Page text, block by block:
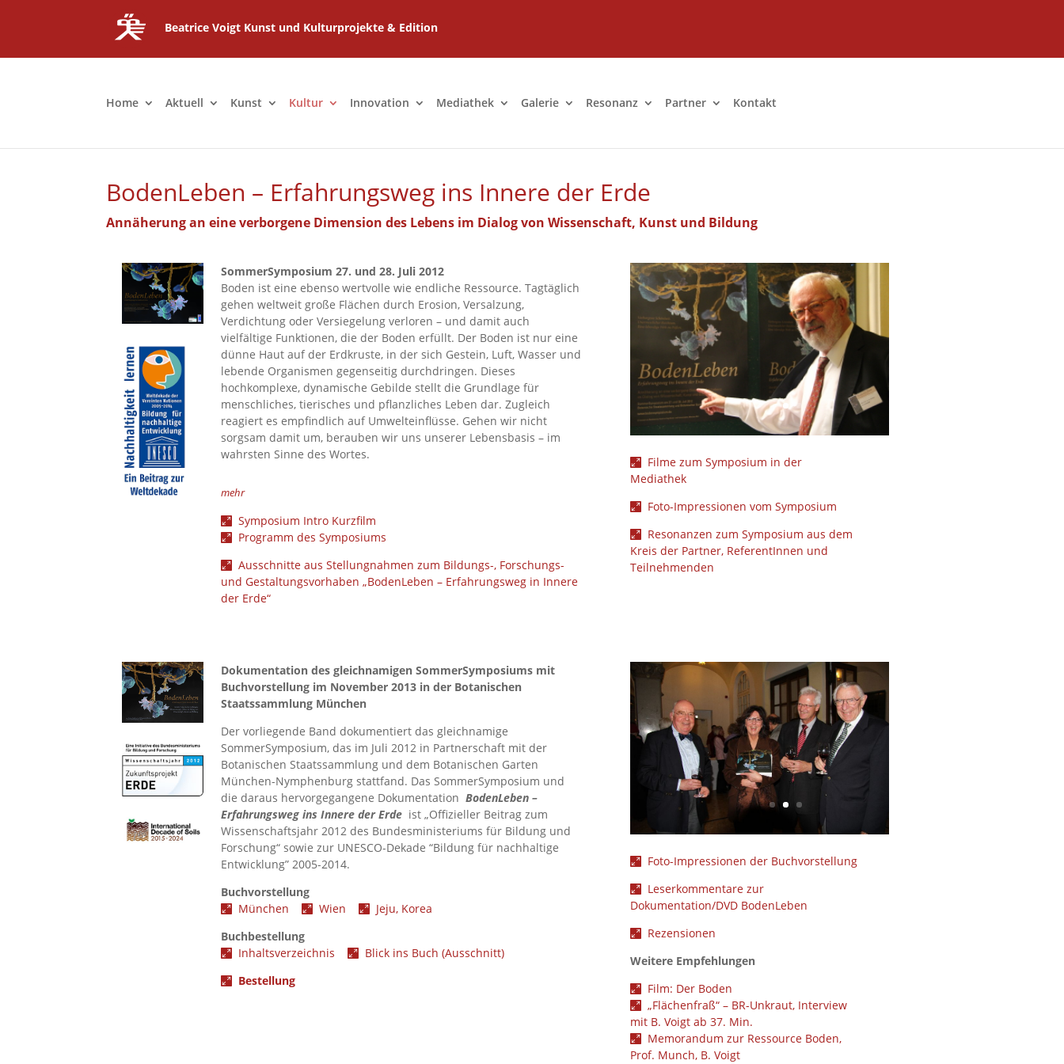
Beatrice Voigt Kunst und Kulturprojekte & Edition
Home Aktuell Kunst Kultur Innovation Mediathek Galerie Resonanz Partner Kontakt
BodenLeben – Erfahrungsweg ins Innere der Erde
Annäherung an eine verborgene Dimension des Lebens im Dialog von Wissenschaft, Kunst und Bildung
SommerSymposium 27. und 28. Juli 2012
Boden ist eine ebenso wertvolle wie endliche Ressource. Tagtäglich
gehen weltweit große Flächen durch Erosion, Versalzung,
Verdichtung oder Versiegelung verloren – und damit auch
vielfältige Funktionen, die der Boden erfüllt. Der Boden ist nur eine
dünne Haut auf der Erdkruste, in der sich Gestein, Luft, Wasser und
lebende Organismen gegenseitig durchdringen. Dieses
hochkomplexe, dynamische Gebilde stellt die Grundlage für
menschliches, tierisches und pflanzliches Leben dar. Zugleich
reagiert es empfindlich auf Umwelteinflüsse. Gehen wir nicht
sorgsam damit um, berauben wir uns unserer Lebensbasis – im
wahrsten Sinne des Wortes.
mehr
Symposium Intro Kurzfilm
Programm des Symposiums
Ausschnitte aus Stellungnahmen zum Bildungs-, Forschungs-
und Gestaltungsvorhaben „BodenLeben – Erfahrungsweg in Innere
der Erde“
Filme zum Symposium in der
Mediathek
Foto-Impressionen vom Symposium
Resonanzen zum Symposium aus dem
Kreis der Partner, ReferentInnen und
Teilnehmenden
Dokumentation des gleichnamigen SommerSymposiums mit
Buchvorstellung im November 2013 in der Botanischen
Staatssammlung München
Der vorliegende Band dokumentiert das gleichnamige
SommerSymposium, das im Juli 2012 in Partnerschaft mit der
Botanischen Staatssammlung und dem Botanischen Garten
München-Nymphenburg stattfand. Das SommerSymposium und
die daraus hervorgegangene Dokumentation BodenLeben –
Erfahrungsweg ins Innere der Erde ist „Offizieller Beitrag zum
Wissenschaftsjahr 2012 des Bundesministeriums für Bildung und
Forschung“ sowie zur UNESCO-Dekade “Bildung für nachhaltige
Entwicklung” 2005-2014.
Buchvorstellung
München
Wien
Jeju, Korea
Buchbestellung
Inhaltsverzeichnis
Blick ins Buch (Ausschnitt)
Bestellung
Foto-Impressionen der Buchvorstellung
Leserkommentare zur
Dokumentation/DVD BodenLeben
Rezensionen
Weitere Empfehlungen
Film: Der Boden
„Flächenfraß“ – BR-Unkraut, Interview
mit B. Voigt ab 37. Min.
Memorandum zur Ressource Boden,
Prof. Munch, B. Voigt